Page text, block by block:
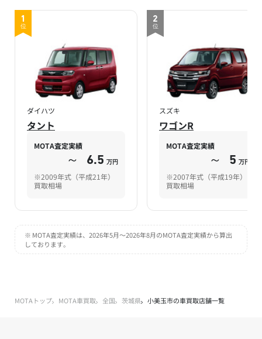
1
位
ダイハツ
タント
MOTA査定実績
～ 6.5 万円
※2009年式（平成21年）
買取相場
2
位
スズキ
ワゴンR
MOTA査定実績
～ 5 万円
※2007年式（平成19年）
買取相場
※ MOTA査定実績は、2026年5月～2026年8月のMOTA査定実績から算出
しております。
MOTAトップ MOTA車買取 全国 茨城県 小美玉市の車買取店舗一覧